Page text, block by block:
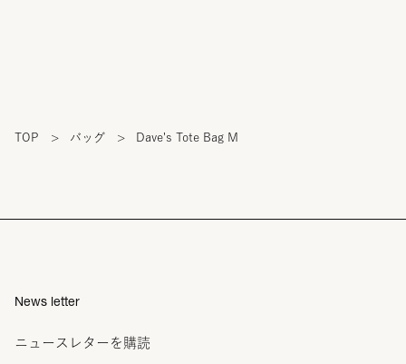
TOP > バッグ > Dave's Tote Bag M
News letter
ニュースレターを購読